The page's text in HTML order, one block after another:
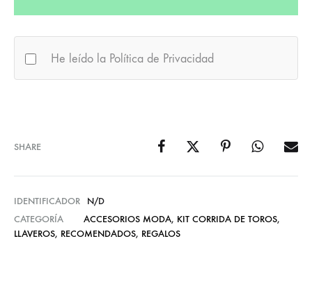
He leído la Política de Privacidad
SHARE
IDENTIFICADOR
N/D
CATEGORÍA
ACCESORIOS MODA, KIT CORRIDA DE TOROS,
LLAVEROS, RECOMENDADOS, REGALOS